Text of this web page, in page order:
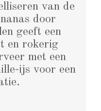
van de
door
geeft een
en rokerig
met een
ijs voor een